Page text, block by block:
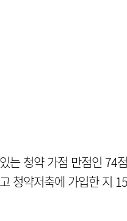
는 청약 가점 만점인 74
청약저축에 가입한 지